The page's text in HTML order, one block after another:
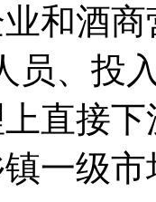
和酒
员、投
直接
一级